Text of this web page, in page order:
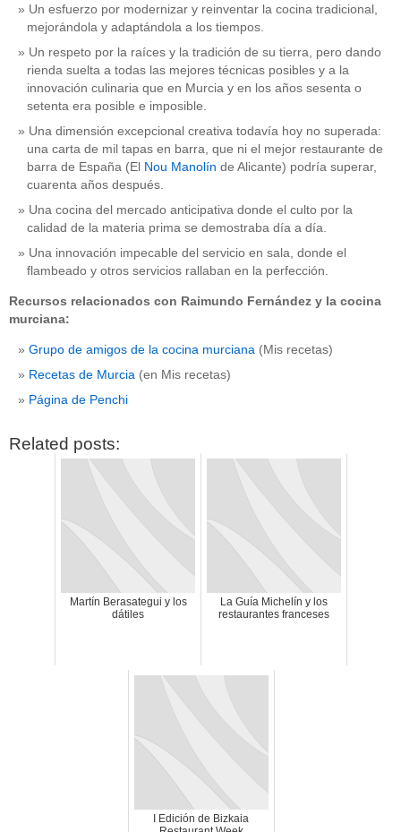
(10)
(1)
Un esfuerzo por modernizar y reinventar la cocina tradicional,
mejorándola y adaptándola a los tiempos.
Un respeto por la raíces y la tradición de su tierra, pero dando
rienda suelta a todas las mejores técnicas posibles y a la
innovación culinaria que en Murcia y en los años sesenta o
setenta era posible e imposible.
Una dimensión excepcional creativa todavía hoy no superada:
una carta de mil tapas en barra, que ni el mejor restaurante de
barra de España (El Nou Manolín de Alicante) podría superar,
cuarenta años después.
Una cocina del mercado anticipativa donde el culto por la
calidad de la materia prima se demostraba día a día.
Una innovación impecable del servicio en sala, donde el
flambeado y otros servicios rallaban en la perfección.
Recursos relacionados con Raimundo Fernández y la cocina
murciana:
Grupo de amigos de la cocina murciana (Mis recetas)
Recetas de Murcia (en Mis recetas)
Página de Penchi
Related posts:
Martín Berasategui y los
dátiles
La Guía Michelín y los
restaurantes franceses
I Edición de Bizkaia